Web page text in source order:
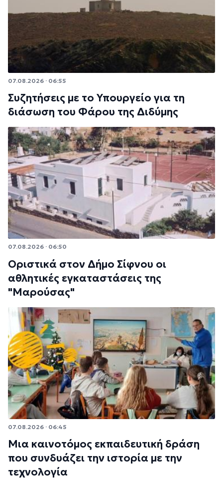
07.08.2026 · 06:55
Συζητήσεις με το Υπουργείο για τη
διάσωση του Φάρου της Διδύμης
07.08.2026 · 06:50
Οριστικά στον Δήμο Σίφνου οι
αθλητικές εγκαταστάσεις της
"Μαρούσας"
07.08.2026 · 06:45
Μια καινοτόμος εκπαιδευτική δράση
που συνδυάζει την ιστορία με την
τεχνολογία